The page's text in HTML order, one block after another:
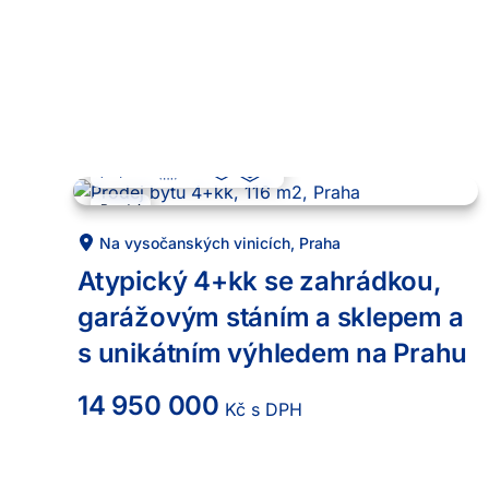
Prodej
Na vysočanských vinicích, Praha
Atypický 4+kk se zahrádkou,
garážovým stáním a sklepem a
s unikátním výhledem na Prahu
14 950 000 Kč s DPH